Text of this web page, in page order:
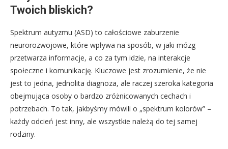
Twoich bliskich?
Spektrum autyzmu (ASD) to całościowe zaburzenie
neurorozwojowe, które wpływa na sposób, w jaki mózg
przetwarza informacje, a co za tym idzie, na interakcje
społeczne i komunikację. Kluczowe jest zrozumienie, że nie
jest to jedna, jednolita diagnoza, ale raczej szeroka kategoria
obejmująca osoby o bardzo zróżnicowanych cechach i
potrzebach. To tak, jakbyśmy mówili o „spektrum kolorów” –
każdy odcień jest inny, ale wszystkie należą do tej samej
rodziny.